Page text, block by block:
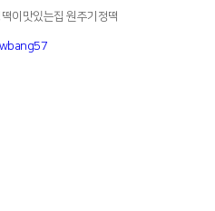
이맛있는집 원주기정떡